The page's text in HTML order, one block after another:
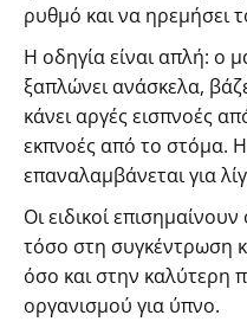
ρυθμό και να ηρεμήσει
Η οδηγία είναι απλή: ο
ξαπλώνει ανάσκελα,
κάνει αργές εισπνοές
εκπνοές από το στόμα. Η
επαναλαμβάνεται για
Οι ειδικοί
τόσο στη συγκέντρωση
όσο και στην καλύτερη
οργανισμού για ύπνο.